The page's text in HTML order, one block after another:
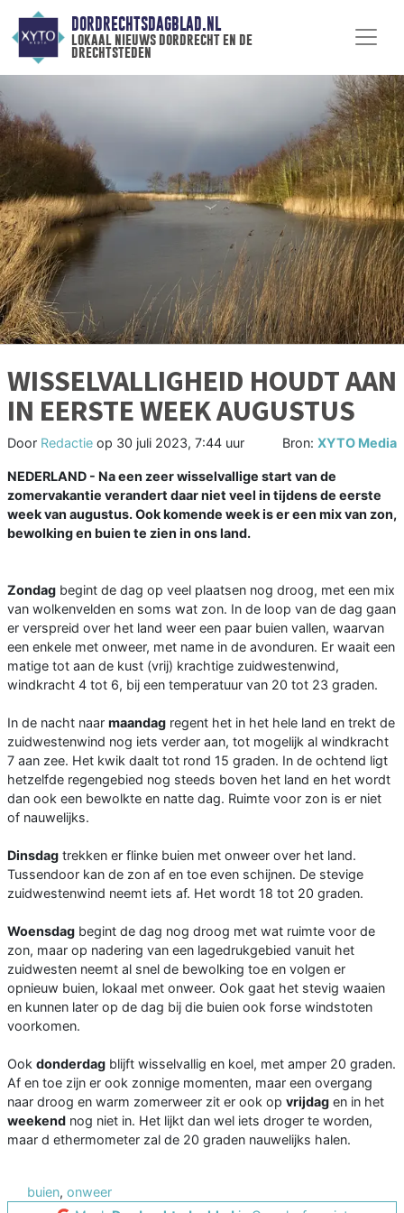
DORDRECHTSDAGBLAD.NL
lokaal nieuws dordrecht en de
drechtsteden
WISSELVALLIGHEID HOUDT AAN
IN EERSTE WEEK AUGUSTUS
Door Redactie op 30 juli 2023, 7:44 uur Bron: XYTO Media
NEDERLAND - Na een zeer wisselvallige start van de
zomervakantie verandert daar niet veel in tijdens de eerste
week van augustus. Ook komende week is er een mix van zon,
bewolking en buien te zien in ons land.
Zondag begint de dag op veel plaatsen nog droog, met een mix
van wolkenvelden en soms wat zon. In de loop van de dag gaan
er verspreid over het land weer een paar buien vallen, waarvan
een enkele met onweer, met name in de avonduren. Er waait een
matige tot aan de kust (vrij) krachtige zuidwestenwind,
windkracht 4 tot 6, bij een temperatuur van 20 tot 23 graden.
In de nacht naar maandag regent het in het hele land en trekt de
zuidwestenwind nog iets verder aan, tot mogelijk al windkracht
7 aan zee. Het kwik daalt tot rond 15 graden. In de ochtend ligt
hetzelfde regengebied nog steeds boven het land en het wordt
dan ook een bewolkte en natte dag. Ruimte voor zon is er niet
of nauwelijks.
Dinsdag trekken er flinke buien met onweer over het land.
Tussendoor kan de zon af en toe even schijnen. De stevige
zuidwestenwind neemt iets af. Het wordt 18 tot 20 graden.
Woensdag begint de dag nog droog met wat ruimte voor de
zon, maar op nadering van een lagedrukgebied vanuit het
zuidwesten neemt al snel de bewolking toe en volgen er
opnieuw buien, lokaal met onweer. Ook gaat het stevig waaien
en kunnen later op de dag bij die buien ook forse windstoten
voorkomen.
Ook donderdag blijft wisselvallig en koel, met amper 20 graden.
Af en toe zijn er ook zonnige momenten, maar een overgang
naar droog en warm zomerweer zit er ook op vrijdag en in het
weekend nog niet in. Het lijkt dan wel iets droger te worden,
maar d ethermometer zal de 20 graden nauwelijks halen.
buien, onweer